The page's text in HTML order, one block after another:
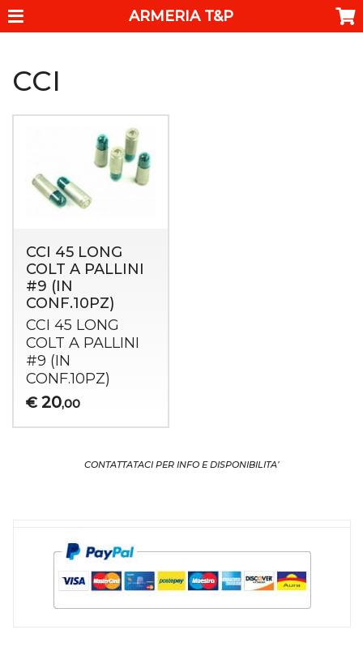
ARMERIA T&P
CCI
CCI 45 LONG
COLT A PALLINI
#9 (IN
CONF.10PZ)
CCI 45 LONG
COLT A PALLINI
#9 (IN
CONF.10PZ)
€ 20,00
CONTATTATACI PER INFO E DISPONIBILITA’